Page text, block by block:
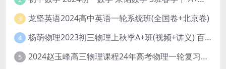
3 龙坚英语2024高中英语一轮系统班(全国卷+北京卷)
4 杨萌物理2023初三物理上秋季A+班(视频+讲义) 百度网盘分享
5 2024赵玉峰高三物理课程24年高考物理一轮复习网课教程